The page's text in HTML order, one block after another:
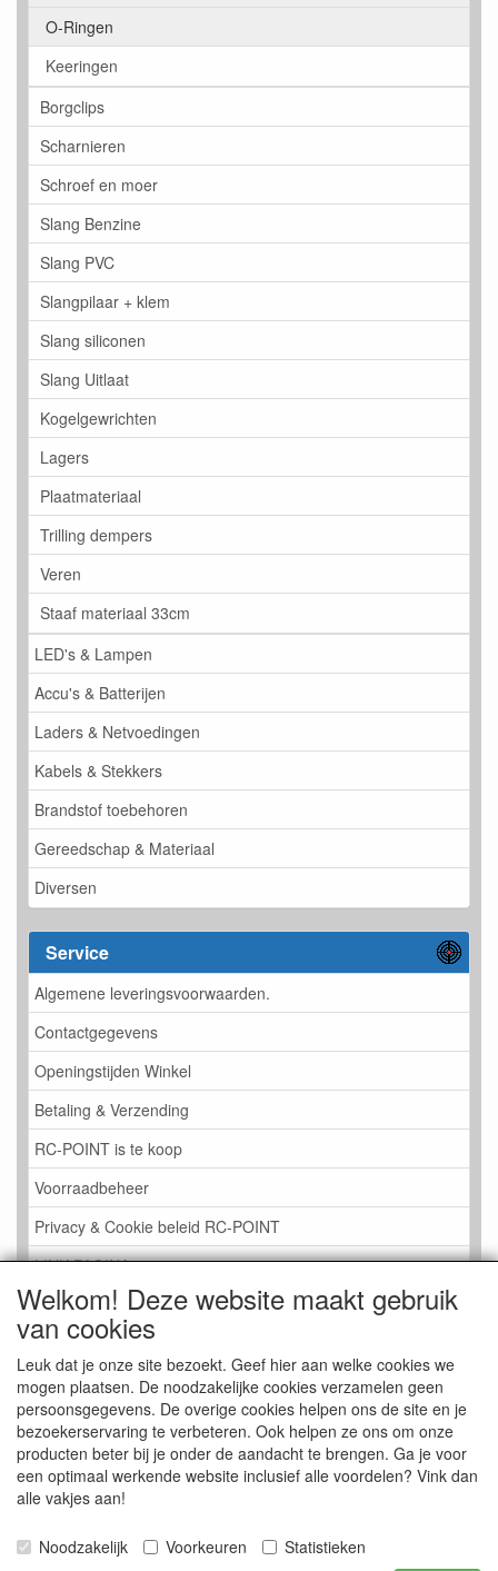
O-Ringen
Keeringen
Borgclips
Scharnieren
Schroef en moer
Slang Benzine
Slang PVC
Slangpilaar + klem
Slang siliconen
Slang Uitlaat
Kogelgewrichten
Lagers
Plaatmateriaal
Trilling dempers
Veren
Staaf materiaal 33cm
LED's & Lampen
Accu's & Batterijen
Laders & Netvoedingen
Kabels & Stekkers
Brandstof toebehoren
Gereedschap & Materiaal
Diversen
Service
Algemene leveringsvoorwaarden.
Contactgegevens
Openingstijden Winkel
Betaling & Verzending
RC-POINT is te koop
Voorraadbeheer
Privacy & Cookie beleid RC-POINT
LINK PAGINA
Gastenboek RC-POINT
Kijkje in de Winkel
Welkom! Deze website maakt gebruik
van cookies
Leuk dat je onze site bezoekt. Geef hier aan welke cookies we
mogen plaatsen. De noodzakelijke cookies verzamelen geen
persoonsgegevens. De overige cookies helpen ons de site en je
bezoekerservaring te verbeteren. Ook helpen ze ons om onze
producten beter bij je onder de aandacht te brengen. Ga je voor
een optimaal werkende website inclusief alle voordelen? Vink dan
alle vakjes aan!
Noodzakelijk Voorkeuren
Statistieken